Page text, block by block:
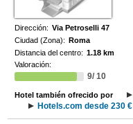
Dirección: Via Petroselli 47
Ciudad (Zona): Roma
Distancia del centro: 1.18 km
Valoración:
9/ 10
Hotel también ofrecido por
Hotels.com desde 230 €